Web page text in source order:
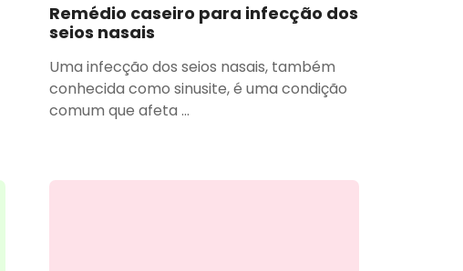
Remédio caseiro para infecção dos
seios nasais
Uma infecção dos seios nasais, também
conhecida como sinusite, é uma condição
comum que afeta ...